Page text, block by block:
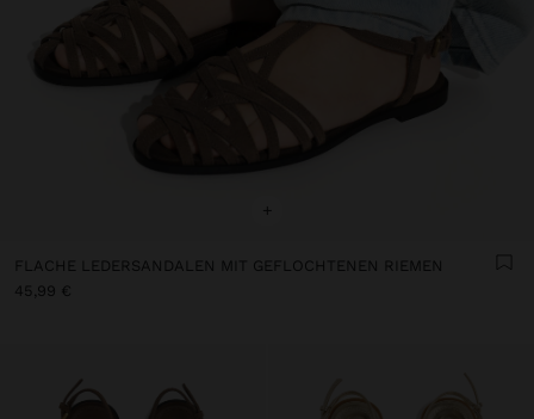
+
FLACHE LEDERSANDALEN MIT GEFLOCHTENEN RIEMEN
45,99 €